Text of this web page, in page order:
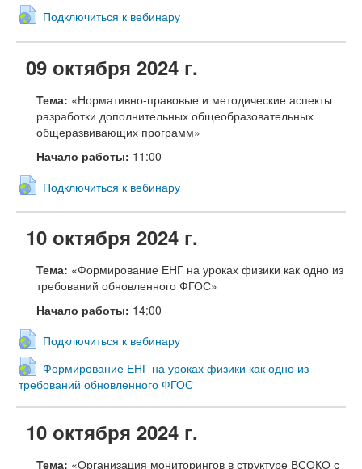
Подключиться к вебинару
09 октября 2024 г.
Тема: «Нормативно-правовые и методические аспекты
разработки дополнительных общеобразовательных
общеразвивающих программ»
Начало работы: 11:00
Подключиться к вебинару
10 октября 2024 г.
Тема: «Формирование ЕНГ на уроках физики как одно из
требований обновленного ФГОС»
Начало работы: 14:00
Подключиться к вебинару
Формирование ЕНГ на уроках физики как одно из
требований обновленного ФГОС
10 октября 2024 г.
Тема: «Организация мониторингов в структуре ВСОКО с